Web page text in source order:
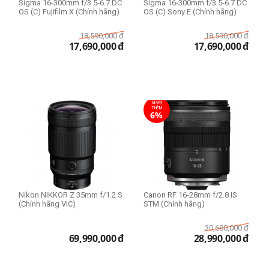
Sigma 16-300mm f/3.5-6.7 DC
OS (C) Fujifilm X (Chính hãng)
18,590,000 đ
17,690,000đ
Sigma 16-300mm f/3.5-6.7 DC
OS (C) Sony E (Chính hãng)
18,590,000 đ
17,690,000đ
Nikon NIKKOR Z 35mm f/1.2 S
(Chính hãng VIC)
69,990,000đ
GIẢM
THÊM
6%
Canon RF 16-28mm f/2.8 IS
STM (Chính hãng)
30,680,000 đ
28,990,000đ